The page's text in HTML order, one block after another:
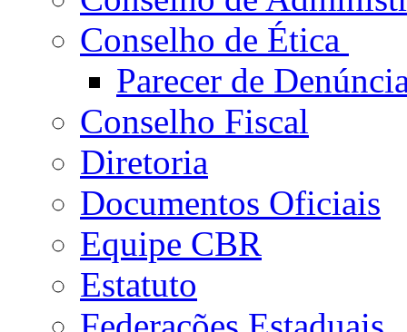
Conselho de Ética
Parecer de
Conselho Fiscal
Diretoria
Documentos Oficiais
Equipe CBR
Estatuto